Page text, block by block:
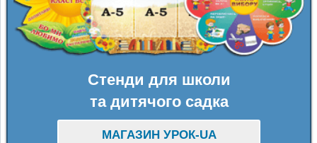
Стенди для школи
та дитячого садка
МАГАЗИН УРОК-UA